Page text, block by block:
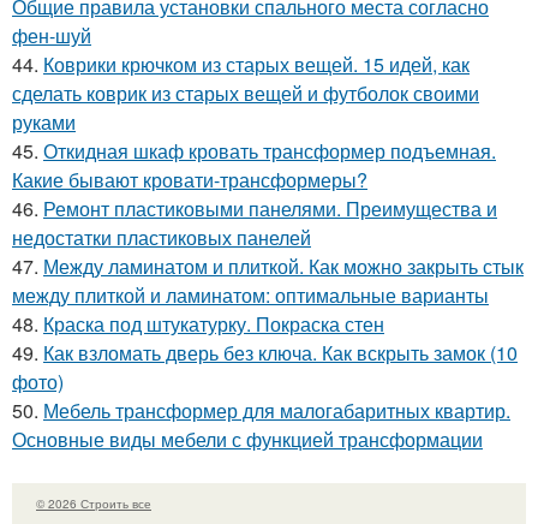
Общие правила установки спального места согласно
фен-шуй
44. Коврики крючком из старых вещей. 15 идей, как
сделать коврик из старых вещей и футболок своими
руками
45. Откидная шкаф кровать трансформер подъемная.
Какие бывают кровати-трансформеры?
46. Ремонт пластиковыми панелями. Преимущества и
недостатки пластиковых панелей
47. Между ламинатом и плиткой. Как можно закрыть стык
между плиткой и ламинатом: оптимальные варианты
48. Краска под штукатурку. Покраска стен
49. Как взломать дверь без ключа. Как вскрыть замок (10
фото)
50. Мебель трансформер для малогабаритных квартир.
Основные виды мебели с функцией трансформации
© 2026 Строить все